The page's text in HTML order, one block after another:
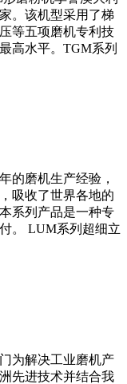
。该机型采用了梯
等五项磨机专利技
高水平。TGM系列
的磨机生产经验，
吸收了世界各地的
系列产品是一种专
。 LUM系列超细立
为解决工业磨机产
先进技术并结合我